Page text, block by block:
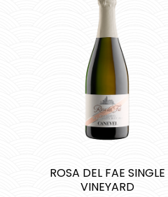
ROSA DEL FAE SINGLE
VINEYARD